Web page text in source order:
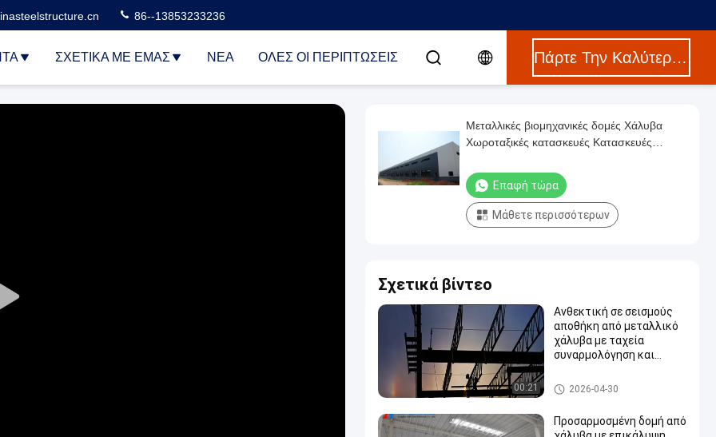
86--13853233236
ΣΧΕΤΙΚΆ ΜΕ ΕΜΆΣ ΝΈΑ ΌΛΕΣ ΟΙ ΠΕΡΙΠΤΏΣΕΙΣ Πάρτε Την Καλύτερη Τιμή
Play
Μεταλλικές βιομηχανικές δομές Χάλυβα
Χωροταξικές κατασκευές Κατασκευές
Επαφή τώρα
Μάθετε περισσότερων
Σχετικά βίντεο
00:21
Ανθεκτική σε σεισμούς
αποθήκη από μεταλλικό
χάλυβα με ταχεία
συναρμολόγηση και
Κτίριο μεταλλικών κατασκε
υών
2026-04-30
Προσαρμοσμένη δομή από